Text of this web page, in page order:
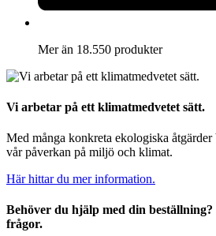
Mer än 18.550 produkter
Vi arbetar på ett klimatmedvetet sätt.
Med många konkreta ekologiska
vår påverkan på miljö och klimat.
Här hittar du mer information.
Behöver du hjälp med din
frågor.